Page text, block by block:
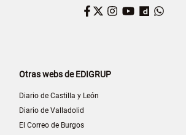
Facebook
Twitter
Instagram
YouTube
Otras webs de EDIGRUP
Diario de Castilla y León
Diario de Valladolid
El Correo de Burgos